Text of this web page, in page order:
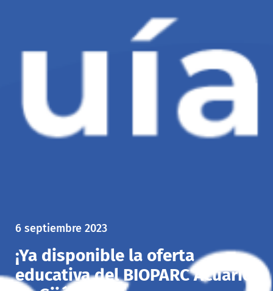
6 septiembre 2023
¡Ya disponible la oferta
educativa del BIOPARC Acuario